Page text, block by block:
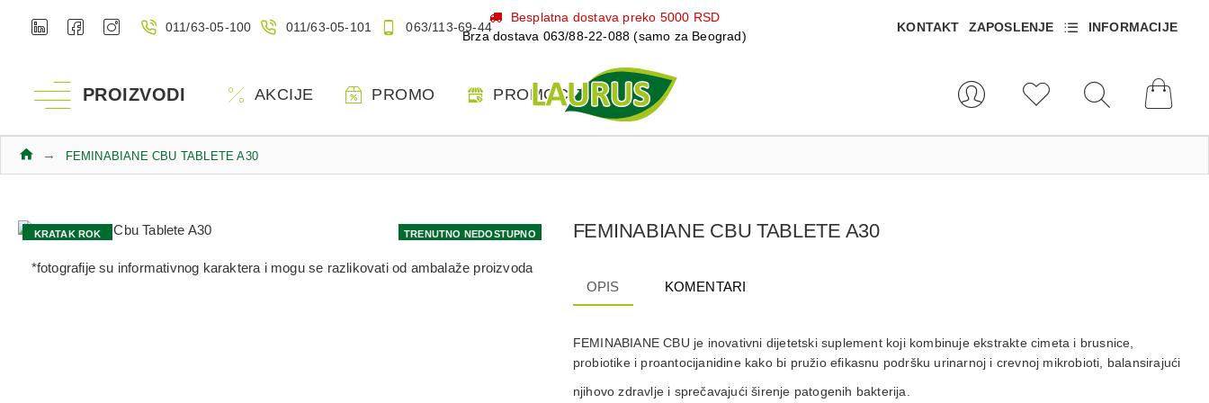
011/63-05-100 011/63-05-101 063/113-69-44
Besplatna dostava preko 5000 RSD
Brza dostava 063/88-22-088 (samo za Beograd)
KONTAKT ZAPOSLENJE INFORMACIJE
PROIZVODI AKCIJE PROMO PROMOCIJE
FEMINABIANE CBU TABLETE A30
TRENUTNO NEDOSTUPNO
KRATAK ROK
-50% U KORPI
*fotografije su informativnog karaktera i mogu se razlikovati od ambalaže proizvoda
FEMINABIANE CBU TABLETE A30
OPIS KOMENTARI
FEMINABIANE CBU je inovativni dijetetski suplement koji kombinuje ekstrakte cimeta i brusnice,
probiotike i proantocijanidine kako bi pružio efikasnu podršku urinarnoj i crevnoj mikrobioti, balansirajući
njihovo zdravlje i sprečavajući širenje patogenih bakterija.